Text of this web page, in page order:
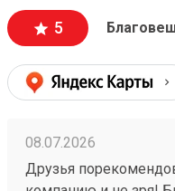
5
08.07.2026
Друзья